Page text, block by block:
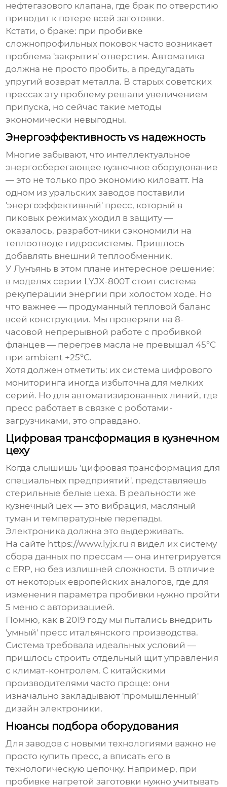
нефтегазового клапана, где брак по отверстию
приводит к потере всей заготовки.
Кстати, о браке: при пробивке
сложнопрофильных поковок часто возникает
проблема 'закрытия' отверстия. Автоматика
должна не просто пробить, а предугадать
упругий возврат металла. В старых советских
прессах эту проблему решали увеличением
припуска, но сейчас такие методы
экономически невыгодны.
Энергоэффективность vs надежность
Многие забывают, что интеллектуальное
энергосберегающее кузнечное оборудование
— это не только про экономию киловатт. На
одном из уральских заводов поставили
'энергоэффективный' пресс, который в
пиковых режимах уходил в защиту —
оказалось, разработчики сэкономили на
теплоотводе гидросистемы. Пришлось
добавлять внешний теплообменник.
У Лунъянь в этом плане интересное решение:
в моделях серии LYJX-800T стоит система
рекуперации энергии при холостом ходе. Но
что важнее — продуманный тепловой баланс
всей конструкции. Мы проверяли на 8-
часовой непрерывной работе с пробивкой
фланцев — перегрев масла не превышал 45°C
при ambient +25°C.
Хотя должен отметить: их система цифрового
мониторинга иногда избыточна для мелких
серий. Но для автоматизированных линий, где
пресс работает в связке с роботами-
загрузчиками, это оправдано.
Цифровая трансформация в кузнечном
цеху
Когда слышишь 'цифровая трансформация для
специальных предприятий', представляешь
стерильные белые цеха. В реальности же
кузнечный цех — это вибрация, масляный
туман и температурные перепады.
Электроника должна это выдерживать.
На сайте https://www.lyjx.ru я видел их систему
сбора данных по прессам — она интегрируется
с ERP, но без излишней сложности. В отличие
от некоторых европейских аналогов, где для
изменения параметра пробивки нужно пройти
5 меню с авторизацией.
Помню, как в 2019 году мы пытались внедрить
'умный' пресс итальянского производства.
Система требовала идеальных условий —
пришлось строить отдельный щит управления
с климат-контролем. С китайскими
производителями часто проще: они
изначально закладывают 'промышленный'
дизайн электроники.
Нюансы подбора оборудования
Длязаводов с новыми технологиями важно не
просто купить пресс, а вписать его в
технологическую цепочку. Например, при
пробивке нагретой заготовки нужно учитывать